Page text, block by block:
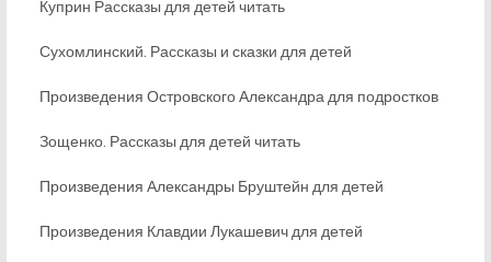
Куприн Рассказы для детей читать
Сухомлинский. Рассказы и сказки для детей
Произведения Островского Александра для подростков
Зощенко. Рассказы для детей читать
Произведения Александры Бруштейн для детей
Произведения Клавдии Лукашевич для детей